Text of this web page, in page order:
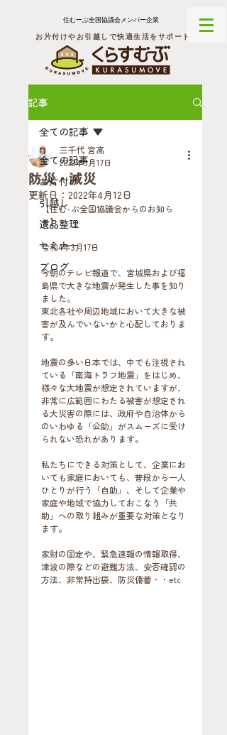
住むーぶ全国協議会メンバー企業
お片付けやお引越しで快適生活をサポート
記事
全ての記事
お片付け
引越し
遺品整理
セミナー
ブログ
全ての記事
防災・減災
三千代 宮高
2022年3月17日
更新日： 2022年4月12日
【住む-ぶ全国協議会からのお知ら
せ】
令和4年3月17日
今朝のテレビ報道で、宮城県および福
島県で大きな地震が発生した事を知り
ました。
東北各社や周辺地域において大きな被
害が及んでいないかと心配しておりま
す。
地震の多い日本では、中でも注視され
ている「南海トラフ地震」をはじめ、
様々な大地震が想定されていますが、
非常に広範囲にわたる被害が想定され
る大災害の際には、政府や自治体から
のいわゆる「公助」がスムーズに受け
られない恐れがあります。
私たちにできる対策として、企業にお
いても家庭においても、普段から一人
ひとりが行う「自助」、そして企業や
家庭や地域で協力しておこなう「共
助」への取り組みが重要な対策となり
ます。
家財の固定や、緊急速報の情報取得、
津波の際などの避難方法、安否確認の
方法、非常持出袋、防災備蓄・・etc